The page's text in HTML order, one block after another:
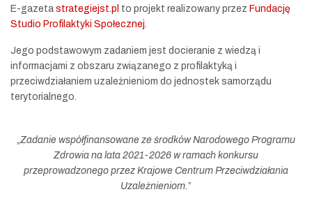
E-gazeta strategiejst.pl to projekt realizowany przez Fundację
Studio Profilaktyki Społecznej.
Jego podstawowym zadaniem jest docieranie z wiedzą i
informacjami z obszaru związanego z profilaktyką i
przeciwdziałaniem uzależnieniom do jednostek samorządu
terytorialnego.
„Zadanie współfinansowane ze środków Narodowego Programu
Zdrowia na lata 2021-2026 w ramach konkursu
przeprowadzonego przez Krajowe Centrum Przeciwdziałania
Uzależnieniom.”